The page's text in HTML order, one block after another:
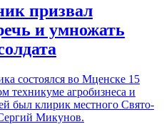
призвал
и умножать
состоялся во Мценске 15
техникуме агробизнеса и
был клирик местного Свято-
Микунов.